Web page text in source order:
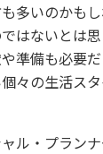
多いのかも
はないとは思
準備も必要
々の生活ス
ル・プラン